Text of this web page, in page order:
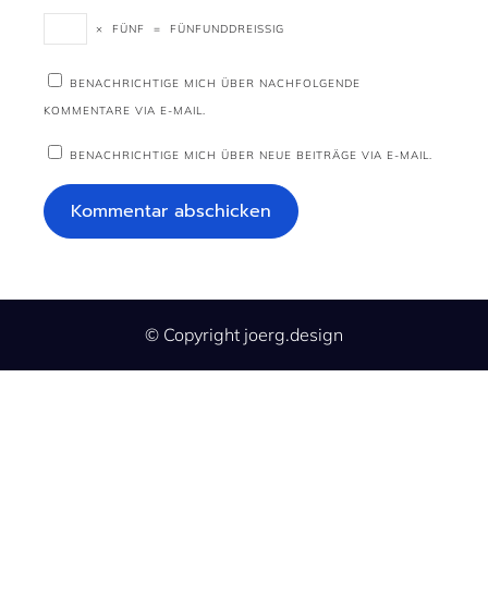
× FÜNF = FÜNFUNDDREISSIG
BENACHRICHTIGE MICH ÜBER NACHFOLGENDE
KOMMENTARE VIA E-MAIL.
BENACHRICHTIGE MICH ÜBER NEUE BEITRÄGE VIA E-MAIL.
© Copyright joerg.design